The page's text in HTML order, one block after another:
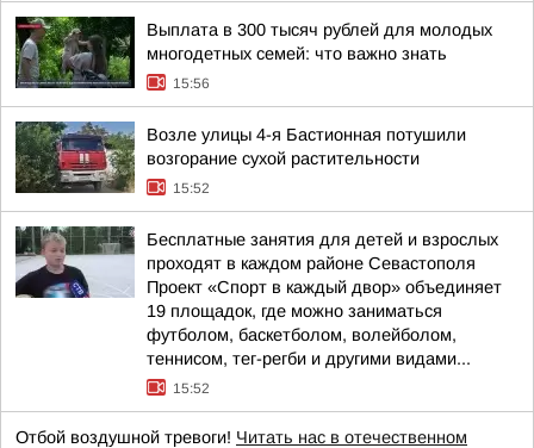
Выплата в 300 тысяч рублей для молодых
многодетных семей: что важно знать
15:56
Возле улицы 4-я Бастионная потушили
возгорание сухой растительности
15:52
Бесплатные занятия для детей и взрослых
проходят в каждом районе Севастополя
Проект «Спорт в каждый двор» объединяет
19 площадок, где можно заниматься
футболом, баскетболом, волейболом,
теннисом, тег-регби и другими видами...
15:52
Отбой воздушной тревоги! Читать нас в отечественном